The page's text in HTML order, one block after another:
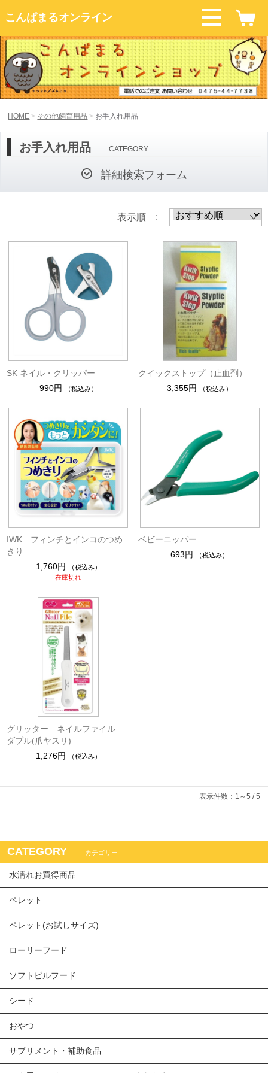
こんぱまるオンライン
HOME その他飼育用品 お手入れ用品
お手入れ用品 CATEGORY
詳細検索フォーム
表示順 :
SK ネイル・クリッパー
990円
（税込み）
クイックストップ（止血剤）
3,355円
（税込み）
IWK フィンチとインコのつめ
きり
1,760円
（税込み）
在庫切れ
ベビーニッパー
693円
（税込み）
グリッター ネイルファイル
ダブル(爪ヤスリ)
1,276円
（税込み）
表示件数：1～5 / 5
CATEGORY カテゴリー
水濡れお買得商品
ペレット
ペレット(お試しサイズ)
ローリーフード
ソフトビルフード
シード
おやつ
サプリメント・補助食品